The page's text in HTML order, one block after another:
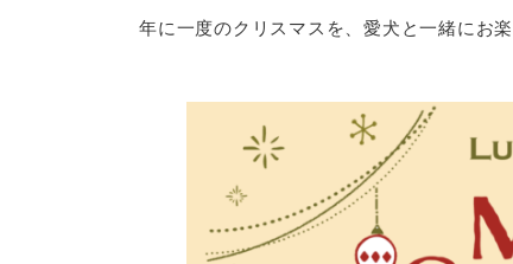
年に一度のクリスマスを、愛犬と一緒にお